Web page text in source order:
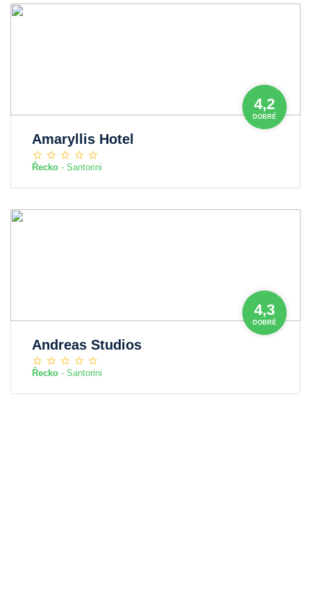
4,2
DOBRÉ
Amaryllis Hotel
Řecko - Santorini
4,3
DOBRÉ
Andreas Studios
Řecko - Santorini